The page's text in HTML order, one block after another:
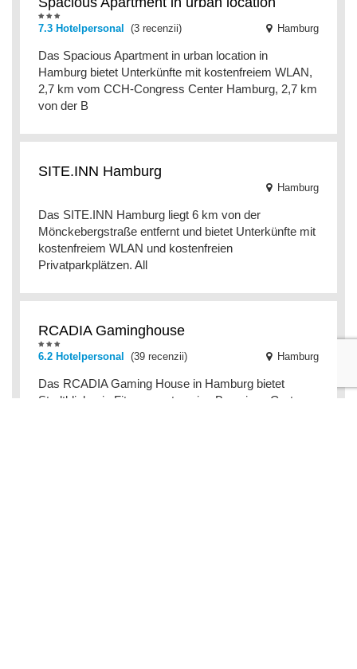
7.3 Hotelpersonal (3 recenzii) Hamburg
Das Spacious Apartment in urban location in
Hamburg bietet Unterkünfte mit kostenfreiem WLAN,
2,7 km vom CCH-Congress Center Hamburg, 2,7 km
von der B
SITE.INN Hamburg
Hamburg
Das SITE.INN Hamburg liegt 6 km von der
Mönckebergstraße entfernt und bietet Unterkünfte mit
kostenfreiem WLAN und kostenfreien
Privatparkplätzen. All
RCADIA Gaminghouse
6.2 Hotelpersonal (39 recenzii) Hamburg
Das RCADIA Gaming House in Hamburg bietet
Stadtblick, ein Fitnesscenter, eine Bar, einen Garten